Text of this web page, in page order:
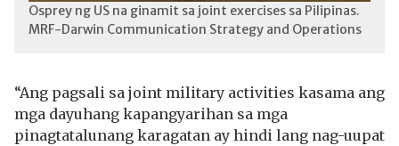
Osprey ng US na ginamit sa joint exercises sa Pilipinas.
MRF-Darwin Communication Strategy and Operations
“Ang pagsali sa joint military activities kasama ang
mga dayuhang kapangyarihan sa mga
pinagtatalunang karagatan ay hindi lang nag-uupat